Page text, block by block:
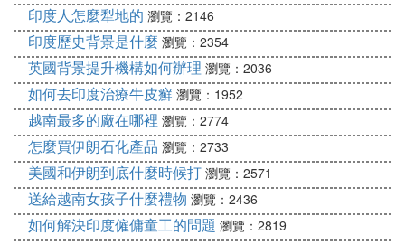
8.中元節：農歷七月十五
習俗：放河燈、祭祖、祀亡魂、焚紙錠等
意義：俗稱鬼節，祭祀先人、放水燈等。
中元節原是小秋，有若干農作物成熟，民間按例要祀
祖，用新米等祭供，向祖先報告秋成。因此每到中元
節，家家祭祀祖先，供奉時行禮如儀。七月十五上墳
掃墓，祭拜祖先。
印度人怎麼犁地的 瀏覽：2146
印度歷史背景是什麼 瀏覽：2354
英國背景提升機構如何辦理 瀏覽：2036
如何去印度治療牛皮癬 瀏覽：1952
越南最多的廠在哪裡 瀏覽：2774
怎麼買伊朗石化產品 瀏覽：2733
美國和伊朗到底什麼時候打 瀏覽：2571
送給越南女孩子什麼禮物 瀏覽：2436
如何解決印度僱傭童工的問題 瀏覽：2819